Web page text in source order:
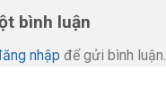
bình luận
nhập để gửi bình luận.